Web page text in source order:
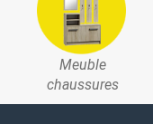
Meuble
chaussures